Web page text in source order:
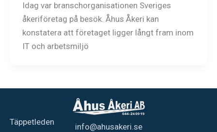
Idag var branschorganisationen Sveriges
åkeriföretag på besök. Åhus Åkeri kan
konstatera att företaget ligger långt fram inom
IT och arbetsmiljö
Täppetleden
info@ahusakeri.se